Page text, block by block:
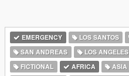
EMERGENCY LOS SANTOS
SAN ANDREAS
LOS ANGELES
FICTIONAL
AFRICA ASIA